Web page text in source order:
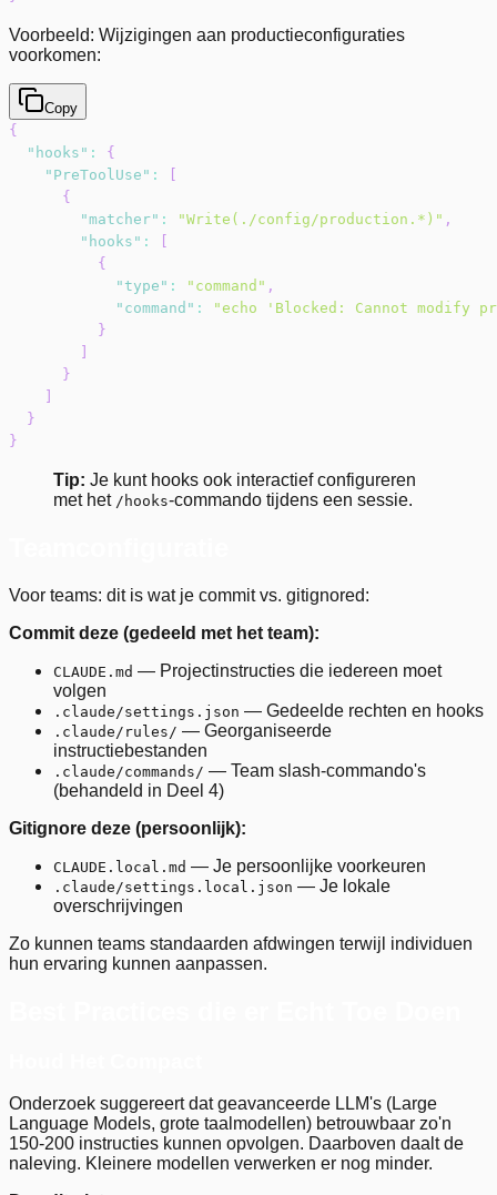
Voorbeeld: Wijzigingen aan productieconfiguraties
voorkomen:
Copy
{
"hooks" :
{
"PreToolUse" :
{
"matcher" : "Write(./config/production.*)" ,
"hooks" :
{
"type" : "command" ,
"command" :
"echo 'Blocked: Cannot modify
}
}
}
}
Tip: Je kunt hooks ook interactief configureren
met het /hooks-commando tijdens een sessie.
Voor teams: dit is wat je commit vs. gitignored:
Commit deze (gedeeld met het team):
CLAUDE.md — Projectinstructies die iedereen moet
volgen
.claude/settings.json — Gedeelde rechten en hooks
.claude/rules/ — Georganiseerde
instructiebestanden
.claude/commands/ — Team slash-commando's
(behandeld in Deel 4)
Gitignore deze (persoonlijk):
CLAUDE.local.md — Je persoonlijke voorkeuren
.claude/settings.local.json — Je lokale
overschrijvingen
Zo kunnen teams standaarden afdwingen terwijl individuen
hun ervaring kunnen aanpassen.
Onderzoek suggereert dat geavanceerde LLM's (Large
Language Models, grote taalmodellen) betrouwbaar zo'n
150-200 instructies kunnen opvolgen. Daarboven daalt de
naleving. Kleinere modellen verwerken er nog minder.